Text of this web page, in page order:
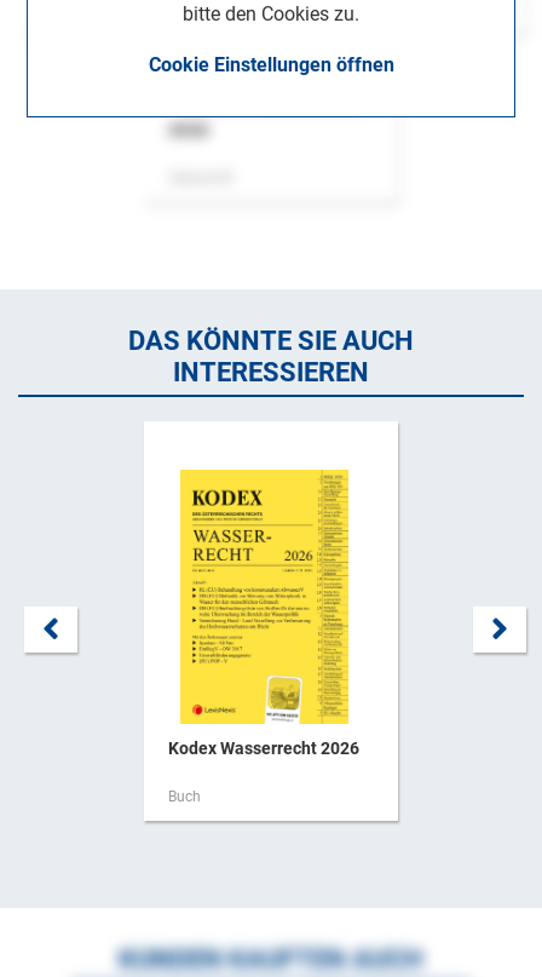
bitte den Cookies zu.
Cookie Einstellungen öffnen
DAS KÖNNTE SIE AUCH
INTERESSIEREN
Kodex Wasserrecht 2026
Buch
KUNDEN KAUFTEN AUCH